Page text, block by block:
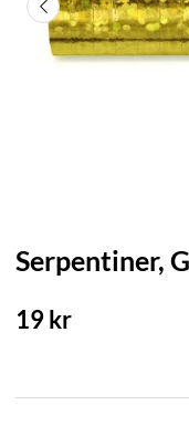
Serpentiner,
19kr